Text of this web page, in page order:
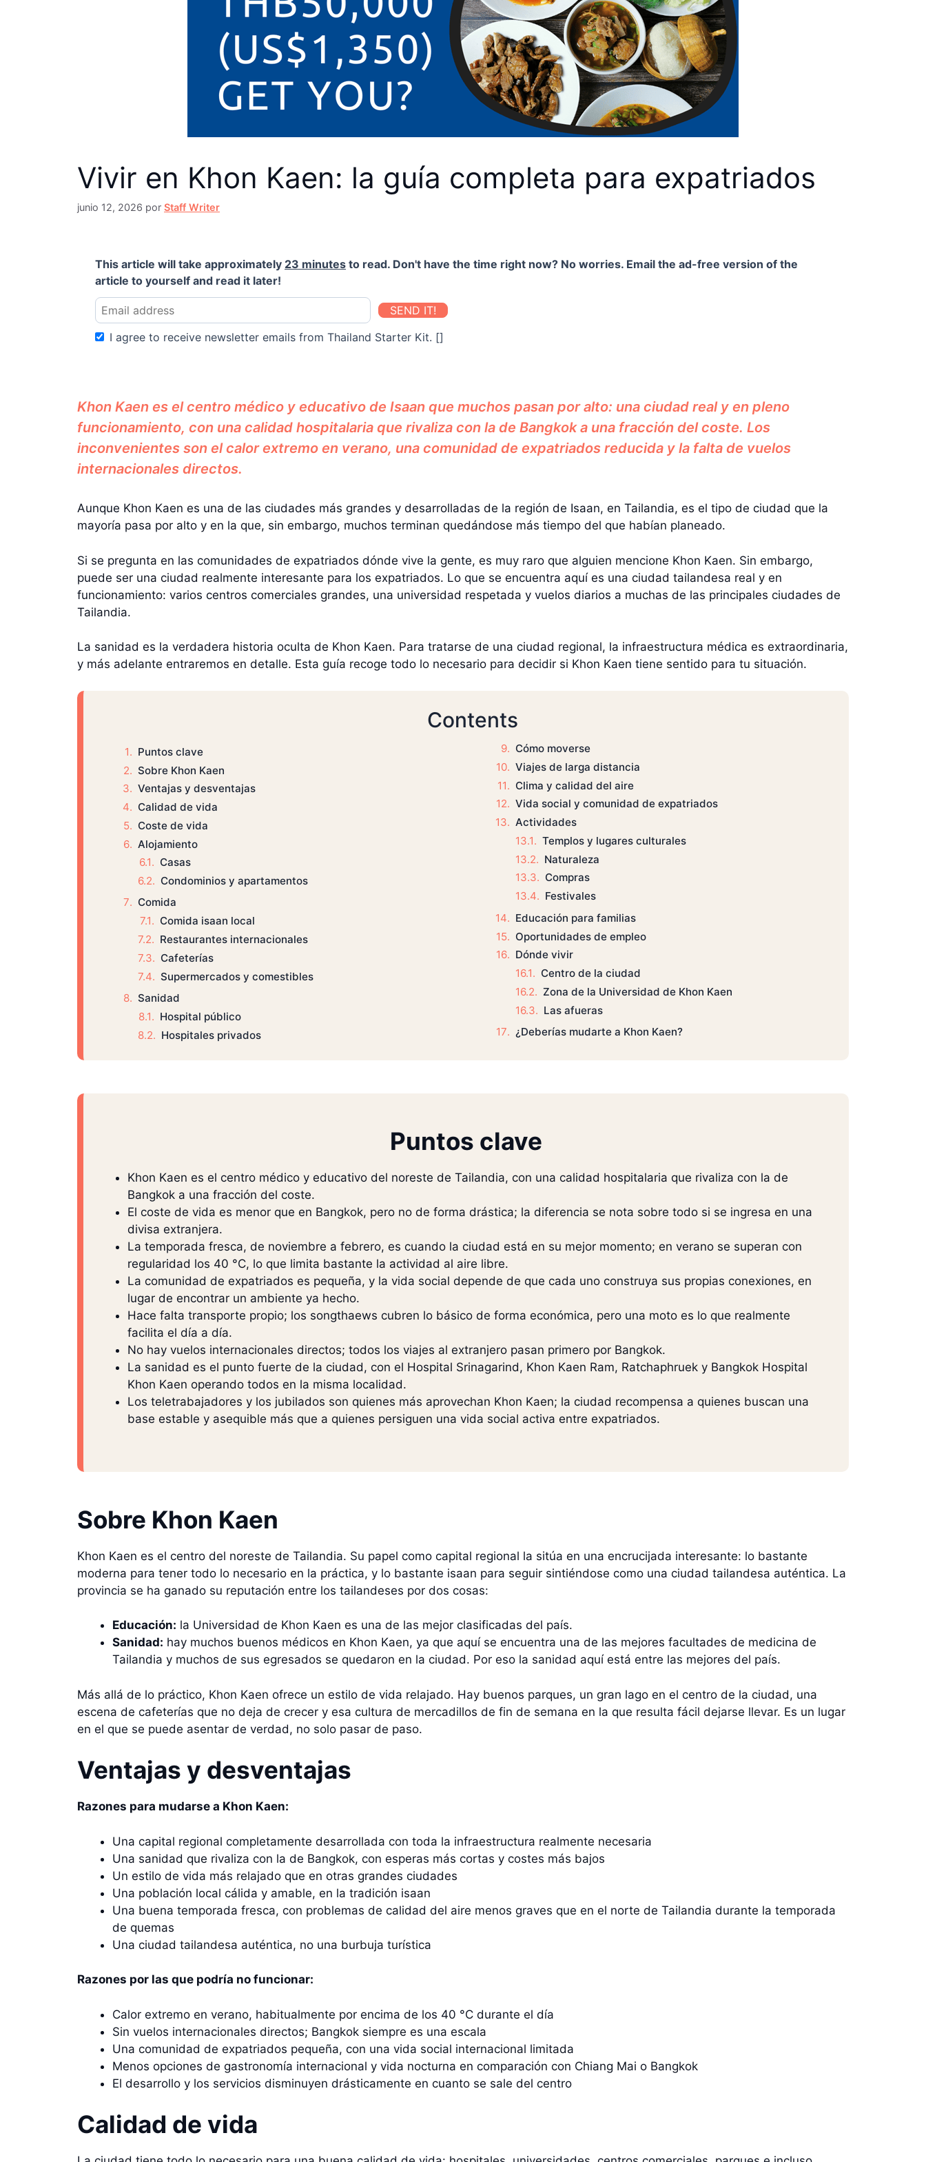
Vivir en Khon Kaen: la guía completa para expatriados
junio 12, 2026 por Staff Writer
This article will take approximately 23 minutes to read. Don't have the time right now? No worries. Email the ad-free version of the
article to yourself and read it later!
SEND IT!
I agree to receive newsletter emails from Thailand Starter Kit. []
Khon Kaen es el centro médico y educativo de Isaan que muchos pasan por alto: una ciudad real y en pleno
funcionamiento, con una calidad hospitalaria que rivaliza con la de Bangkok a una fracción del coste. Los
inconvenientes son el calor extremo en verano, una comunidad de expatriados reducida y la falta de vuelos
internacionales directos.
Aunque Khon Kaen es una de las ciudades más grandes y desarrolladas de la región de Isaan, en Tailandia, es el tipo de ciudad que la
mayoría pasa por alto y en la que, sin embargo, muchos terminan quedándose más tiempo del que habían planeado.
Si se pregunta en las comunidades de expatriados dónde vive la gente, es muy raro que alguien mencione Khon Kaen. Sin embargo,
puede ser una ciudad realmente interesante para los expatriados. Lo que se encuentra aquí es una ciudad tailandesa real y en
funcionamiento: varios centros comerciales grandes, una universidad respetada y vuelos diarios a muchas de las principales ciudades de
Tailandia.
La sanidad es la verdadera historia oculta de Khon Kaen. Para tratarse de una ciudad regional, la infraestructura médica es extraordinaria,
y más adelante entraremos en detalle. Esta guía recoge todo lo necesario para decidir si Khon Kaen tiene sentido para tu situación.
Contents
Puntos clave
Sobre Khon Kaen
Ventajas y desventajas
Calidad de vida
Coste de vida
Alojamiento
Casas
Condominios y apartamentos
Comida
Comida isaan local
Restaurantes internacionales
Cafeterías
Supermercados y comestibles
Sanidad
Hospital público
Hospitales privados
Cómo moverse
Viajes de larga distancia
Clima y calidad del aire
Vida social y comunidad de expatriados
Actividades
Templos y lugares culturales
Naturaleza
Compras
Festivales
Educación para familias
Oportunidades de empleo
Dónde vivir
Centro de la ciudad
Zona de la Universidad de Khon Kaen
Las afueras
¿Deberías mudarte a Khon Kaen?
Puntos clave
Khon Kaen es el centro médico y educativo del noreste de Tailandia, con una calidad hospitalaria que rivaliza con la de
Bangkok a una fracción del coste.
El coste de vida es menor que en Bangkok, pero no de forma drástica; la diferencia se nota sobre todo si se ingresa en una
divisa extranjera.
La temporada fresca, de noviembre a febrero, es cuando la ciudad está en su mejor momento; en verano se superan con
regularidad los 40 °C, lo que limita bastante la actividad al aire libre.
La comunidad de expatriados es pequeña, y la vida social depende de que cada uno construya sus propias conexiones, en
lugar de encontrar un ambiente ya hecho.
Hace falta transporte propio; los songthaews cubren lo básico de forma económica, pero una moto es lo que realmente
facilita el día a día.
No hay vuelos internacionales directos; todos los viajes al extranjero pasan primero por Bangkok.
La sanidad es el punto fuerte de la ciudad, con el Hospital Srinagarind, Khon Kaen Ram, Ratchaphruek y Bangkok Hospital
Khon Kaen operando todos en la misma localidad.
Los teletrabajadores y los jubilados son quienes más aprovechan Khon Kaen; la ciudad recompensa a quienes buscan una
base estable y asequible más que a quienes persiguen una vida social activa entre expatriados.
Sobre Khon Kaen
Khon Kaen es el centro del noreste de Tailandia. Su papel como capital regional la sitúa en una encrucijada interesante: lo bastante
moderna para tener todo lo necesario en la práctica, y lo bastante isaan para seguir sintiéndose como una ciudad tailandesa auténtica. La
provincia se ha ganado su reputación entre los tailandeses por dos cosas:
Educación: la Universidad de Khon Kaen es una de las mejor clasificadas del país.
Sanidad: hay muchos buenos médicos en Khon Kaen, ya que aquí se encuentra una de las mejores facultades de medicina de
Tailandia y muchos de sus egresados se quedaron en la ciudad. Por eso la sanidad aquí está entre las mejores del país.
Más allá de lo práctico, Khon Kaen ofrece un estilo de vida relajado. Hay buenos parques, un gran lago en el centro de la ciudad, una
escena de cafeterías que no deja de crecer y esa cultura de mercadillos de fin de semana en la que resulta fácil dejarse llevar. Es un lugar
en el que se puede asentar de verdad, no solo pasar de paso.
Ventajas y desventajas
Razones para mudarse a Khon Kaen:
Una capital regional completamente desarrollada con toda la infraestructura realmente necesaria
Una sanidad que rivaliza con la de Bangkok, con esperas más cortas y costes más bajos
Un estilo de vida más relajado que en otras grandes ciudades
Una población local cálida y amable, en la tradición isaan
Una buena temporada fresca, con problemas de calidad del aire menos graves que en el norte de Tailandia durante la temporada
de quemas
Una ciudad tailandesa auténtica, no una burbuja turística
Razones por las que podría no funcionar:
Calor extremo en verano, habitualmente por encima de los 40 °C durante el día
Sin vuelos internacionales directos; Bangkok siempre es una escala
Una comunidad de expatriados pequeña, con una vida social internacional limitada
Menos opciones de gastronomía internacional y vida nocturna en comparación con Chiang Mai o Bangkok
El desarrollo y los servicios disminuyen drásticamente en cuanto se sale del centro
Calidad de vida